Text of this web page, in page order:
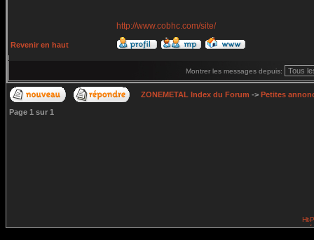
http://www.cobhc.com/site/
Revenir en haut
Montrer les messages depuis:
ZONEMETAL Index du Forum -> Petites
Page 1 sur 1